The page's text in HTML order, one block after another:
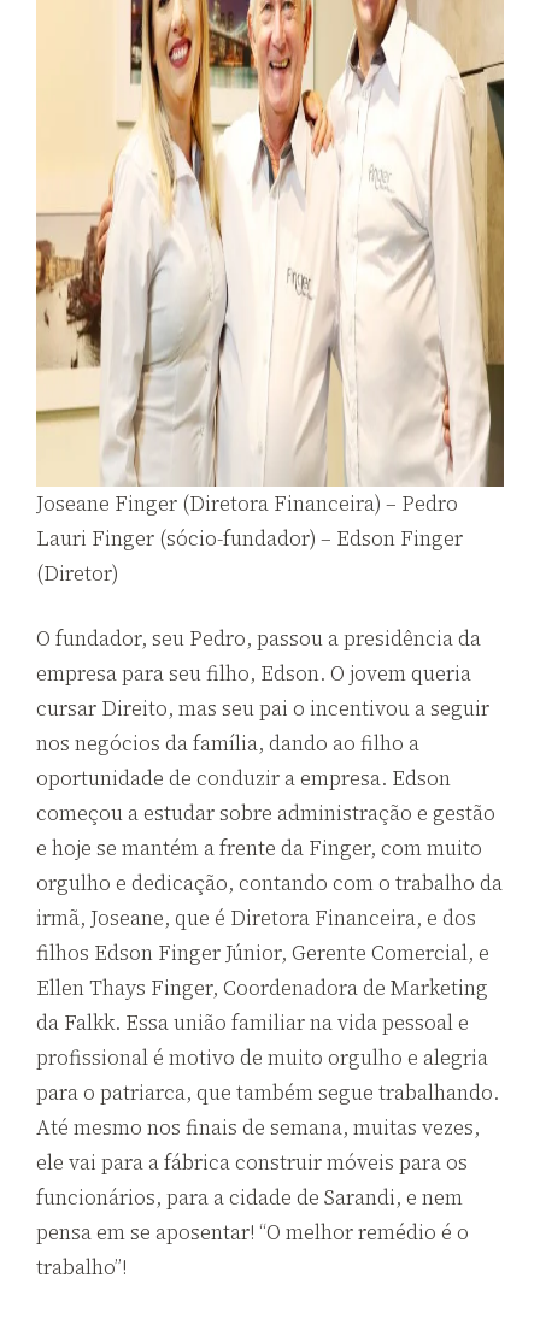
Joseane Finger (Diretora Financeira) – Pedro
Lauri Finger (sócio-fundador) – Edson Finger
(Diretor)
O fundador, seu Pedro, passou a presidência da
empresa para seu filho, Edson. O jovem queria
cursar Direito, mas seu pai o incentivou a seguir
nos negócios da família, dando ao filho a
oportunidade de conduzir a empresa. Edson
começou a estudar sobre administração e gestão
e hoje se mantém a frente da Finger, com muito
orgulho e dedicação, contando com o trabalho da
irmã, Joseane, que é Diretora Financeira, e dos
filhos Edson Finger Júnior, Gerente Comercial, e
Ellen Thays Finger, Coordenadora de Marketing
da Falkk. Essa união familiar na vida pessoal e
profissional é motivo de muito orgulho e alegria
para o patriarca, que também segue trabalhando.
Até mesmo nos finais de semana, muitas vezes,
ele vai para a fábrica construir móveis para os
funcionários, para a cidade de Sarandi, e nem
pensa em se aposentar! “O melhor remédio é o
trabalho”!